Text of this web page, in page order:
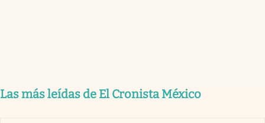
Tv
Las más leídas de El Cronista México